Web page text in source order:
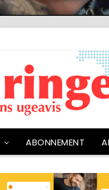
ABONNEMENT